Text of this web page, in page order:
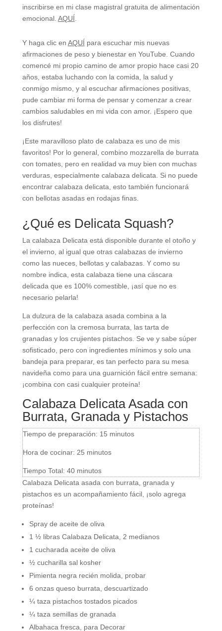
inscribirse en mi clase magistral gratuita de alimentación
emocional. AQUÍ
Y haga clic en AQUÍ para escuchar mis nuevas
afirmaciones de peso y bienestar en YouTube. Cuando
comencé mi propio camino de amor propio hace casi 20
años, estaba luchando con la comida, la salud y
conmigo mismo, y al escuchar afirmaciones positivas,
pude cambiar mi forma de pensar y comenzar a crear
cambios saludables en mi vida con amor. ¡Espero que
los disfrutes!
¡Este maravilloso plato de calabaza es uno de mis
favoritos! Por lo general, combino mozzarella de burrata
con tomates, pero en realidad va muy bien con muchas
verduras, especialmente calabaza delicata. Si no puede
encontrar calabaza delicata, esto también funcionará
con bellotas asadas en rodajas finas.
¿Qué es Delicata Squash?
La calabaza Delicata está disponible durante el otoño y
el invierno, al igual que otras calabazas de invierno
como las nueces, bellotas y calabazas. Y como su
nombre indica, esta calabaza tiene una cáscara
delicada que es 100% comestible, ¡así que no es
necesario pelarla!
La dulzura de la calabaza asada combina a la
perfección con la cremosa burrata, las tarta de
granadas y los crujientes pistachos. Se ve y sabe súper
sofisticado, pero con ingredientes mínimos y solo una
bandeja para preparar, es tan perfecto para su mesa
navideña como para una guarnición fácil entre semana:
¡combina con casi cualquier proteína!
Calabaza Delicata Asada con
Burrata, Granada y Pistachos
Tiempo de preparación: 15 minutos
Hora de cocinar: 25 minutos
Tiempo Total: 40 minutos
Calabaza Delicata asada con burrata, granada y
pistachos es un acompañamiento fácil, ¡solo agrega
proteínas!
Spray de aceite de oliva
1 ½ libras Calabaza Delicata
2 medianos
1 cucharada aceite de oliva
½ cucharilla sal kosher
Pimienta negra recién molida
probar
6 onzas queso burrata descuartizado
¼ taza pistachos tostados picados
¼ taza semillas de granada
Albahaca fresca
para Decorar